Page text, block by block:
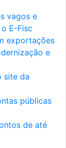
vagos e
E-Fisc
exportações
e
site da
públicas
de até